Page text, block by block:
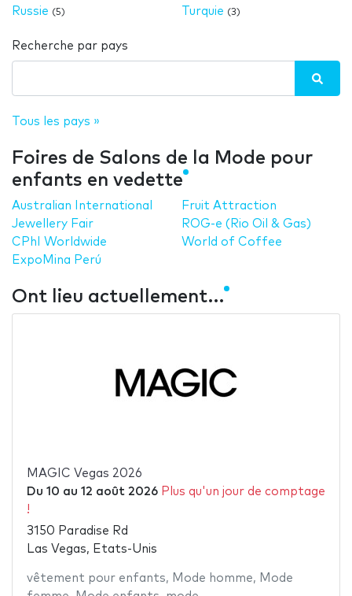
Russie (5) Turquie (3)
Recherche par pays
Tous les pays »
Foires de Salons de la Mode pour
enfants en vedette
Australian International
Jewellery Fair
CPhI Worldwide
ExpoMina Perú
Fruit Attraction
ROG-e (Rio Oil & Gas)
World of Coffee
Ont lieu actuellement…
MAGIC Vegas 2026
Du 10 au 12 août 2026 Plus qu'un jour de comptage
!
3150 Paradise Rd
Las Vegas, Etats-Unis
vêtement pour enfants, Mode homme, Mode